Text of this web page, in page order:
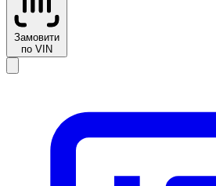
Замовити
по VIN